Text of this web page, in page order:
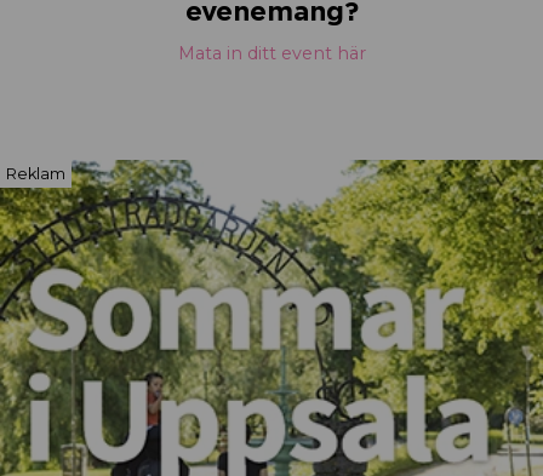
evenemang?
Mata in ditt event här
Reklam